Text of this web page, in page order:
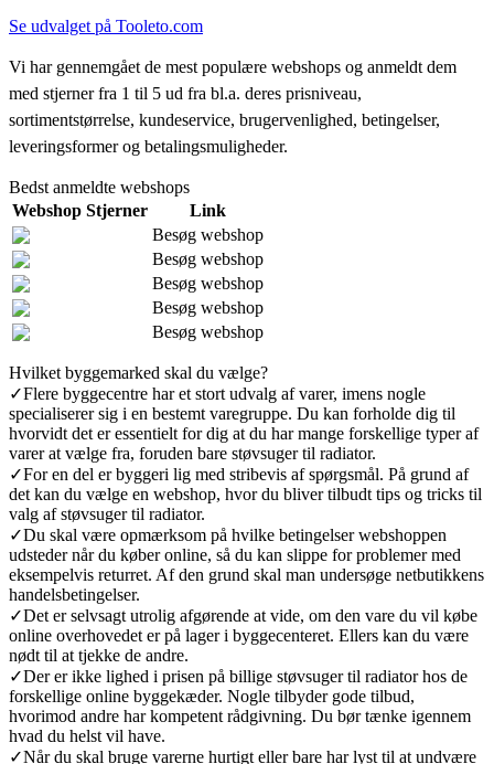
Se udvalget på Tooleto.com
Vi har gennemgået de mest populære webshops og anmeldt dem
med stjerner fra 1 til 5 ud fra bl.a. deres prisniveau,
sortimentstørrelse, kundeservice, brugervenlighed, betingelser,
leveringsformer og betalingsmuligheder.
Bedst anmeldte webshops
Webshop Stjerner
Link
Besøg webshop
Besøg webshop
Besøg webshop
Besøg webshop
Besøg webshop
Hvilket byggemarked skal du vælge?
✓Flere byggecentre har et stort udvalg af varer, imens nogle
specialiserer sig i en bestemt varegruppe. Du kan forholde dig til
hvorvidt det er essentielt for dig at du har mange forskellige typer af
varer at vælge fra, foruden bare støvsuger til radiator.
✓For en del er byggeri lig med stribevis af spørgsmål. På grund af
det kan du vælge en webshop, hvor du bliver tilbudt tips og tricks til
valg af støvsuger til radiator.
✓Du skal være opmærksom på hvilke betingelser webshoppen
udsteder når du køber online, så du kan slippe for problemer med
eksempelvis returret. Af den grund skal man undersøge netbutikkens
handelsbetingelser.
✓Det er selvsagt utrolig afgørende at vide, om den vare du vil købe
online overhovedet er på lager i byggecenteret. Ellers kan du være
nødt til at tjekke de andre.
✓Der er ikke lighed i prisen på billige støvsuger til radiator hos de
forskellige online byggekæder. Nogle tilbyder gode tilbud,
hvorimod andre har kompetent rådgivning. Du bør tænke igennem
hvad du helst vil have.
✓Når du skal bruge varerne hurtigt eller bare har lyst til at undvære